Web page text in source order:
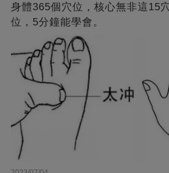
身體365個穴位，核心無非這15
位，5分鐘能學會。